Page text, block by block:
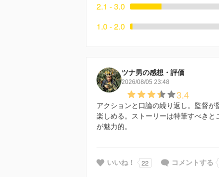
2.1 - 3.0
1.0 - 2.0
ツナ男の感想・評価
2026/08/05 23:48
3.4
アクションと口論の繰り返し。監督
楽しめる。ストーリーは特筆すべき
が魅力的。
いいね！ 22 コメントする